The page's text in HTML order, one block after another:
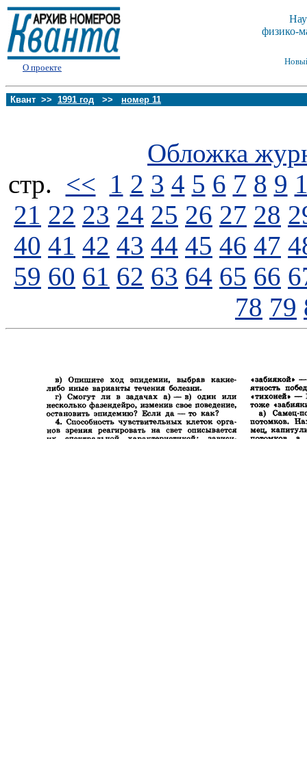
О проекте
физико-
Квант >> 1991 год >> номер 11
Обложка
стp. << 1 2 3 4 5 6 7 8 9
21 22 23 24 25 26 27 28
40 41 42 43 44 45 46 47
59 60 61 62 63 64 65 66
78 79